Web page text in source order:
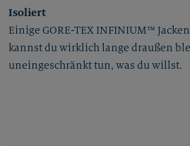
Isoliert
Einige GORE-TEX INFINIUM™
kannst du wirklich lange draußen
uneingeschränkt tun, was du willst.